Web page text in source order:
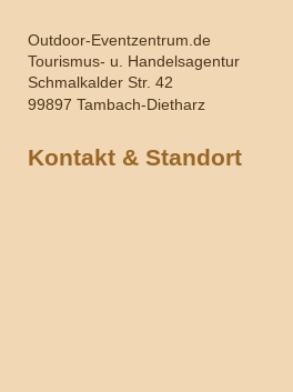
Outdoor-Eventzentrum.de
Tourismus- u. Handelsagentur
Schmalkalder Str. 42
99897 Tambach-Dietharz
Kontakt & Standort